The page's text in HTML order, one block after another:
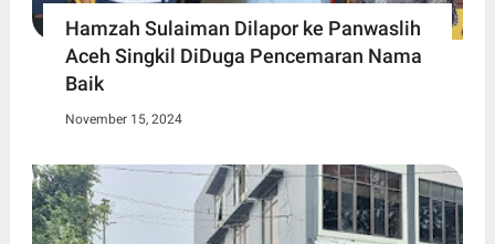
Hamzah Sulaiman Dilapor ke Panwaslih
Aceh Singkil DiDuga Pencemaran Nama
Baik
November 15, 2024